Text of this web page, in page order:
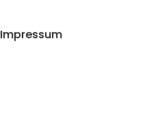
Impressum